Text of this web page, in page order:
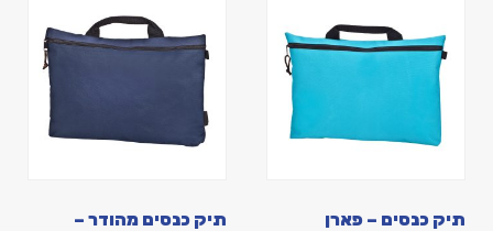
תיק כנסים – פארן
תיק כנסים מהודר –